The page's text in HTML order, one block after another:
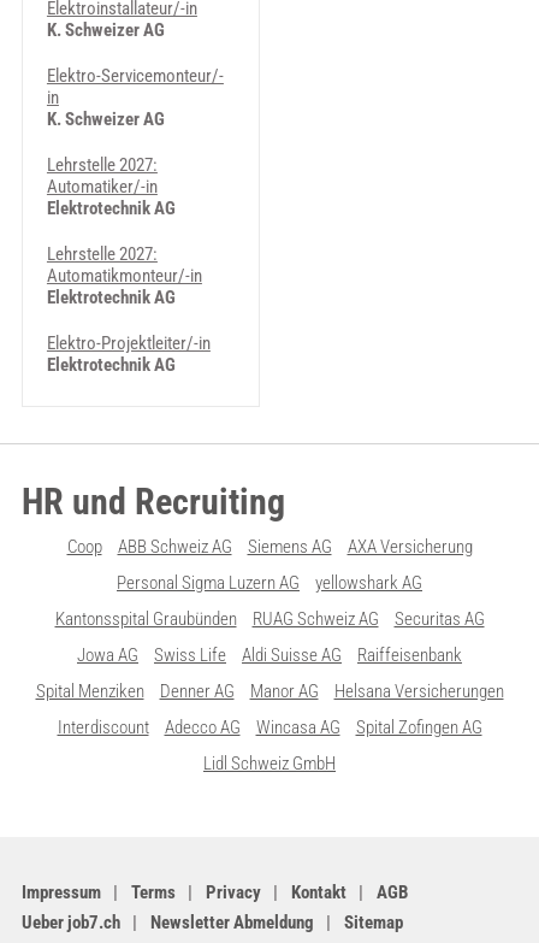
Elektroinstallateur/-in
K. Schweizer AG
Elektro-Servicemonteur/-
in
K. Schweizer AG
Lehrstelle 2027:
Automatiker/-in
Elektrotechnik AG
Lehrstelle 2027:
Automatikmonteur/-in
Elektrotechnik AG
Elektro-Projektleiter/-in
Elektrotechnik AG
HR und Recruiting
Coop ABB Schweiz AG Siemens AG
AXA Versicherung
Personal Sigma Luzern AG
yellowshark AG
Kantonsspital Graubünden
RUAG Schweiz AG
Securitas AG
Jowa AG
Swiss Life Aldi Suisse AG
Raiffeisenbank
Spital Menziken
Denner AG Manor AG
Helsana Versicherungen
Interdiscount
Adecco AG Wincasa AG
Spital Zofingen AG
Lidl Schweiz GmbH
Impressum Terms Privacy Kontakt
AGB
Ueber job7.ch
Newsletter Abmeldung Sitemap